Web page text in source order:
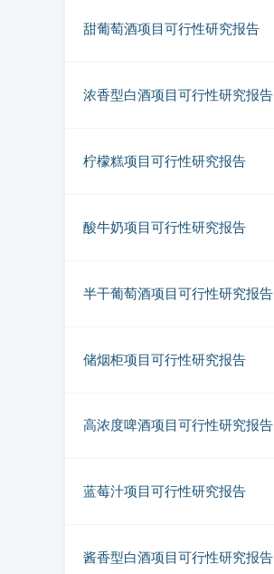
甜葡萄酒项目可行性研究报告
浓香型白酒项目可行性研究报告
柠檬糕项目可行性研究报告
酸牛奶项目可行性研究报告
半干葡萄酒项目可行性研究报告
储烟柜项目可行性研究报告
高浓度啤酒项目可行性研究报告
蓝莓汁项目可行性研究报告
酱香型白酒项目可行性研究报告